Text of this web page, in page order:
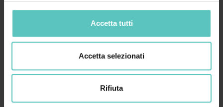
Accetta tutti
Accetta selezionati
Rifiuta